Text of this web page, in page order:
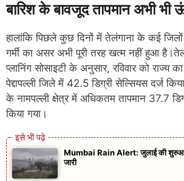
बारिश के बावजूद तापमान अभी भी
हालांकि पिछले कुछ दिनों में तेलंगाना के कई
गर्मी का असर अभी पूरी तरह खत्म नहीं हुआ
प्लानिंग सोसाइटी के अनुसार, रविवार को राज्य
पेद्दापल्ली जिले में 42.5 डिग्री सेल्सियस दर्ज
के नामपल्ली क्षेत्र में अधिकतम तापमान 37.7
किया गया।
Mumbai Rain Alert: जुलाई की शुरुआत
जारी